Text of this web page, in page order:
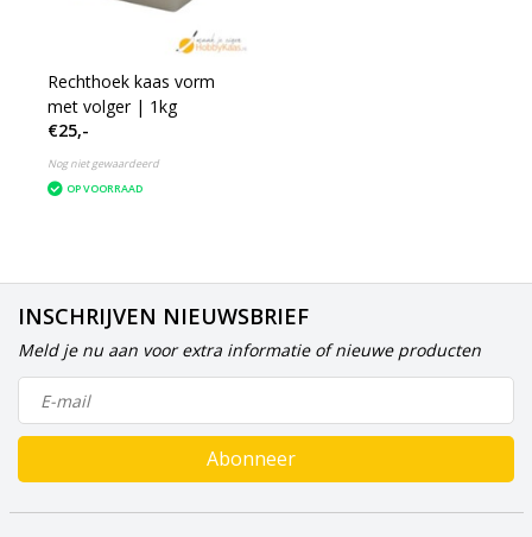
Rechthoek kaas vorm
met volger | 1kg
€25,-
Nog niet gewaardeerd
OP VOORRAAD
INSCHRIJVEN NIEUWSBRIEF
Meld je nu aan voor extra informatie of nieuwe producten
Abonneer